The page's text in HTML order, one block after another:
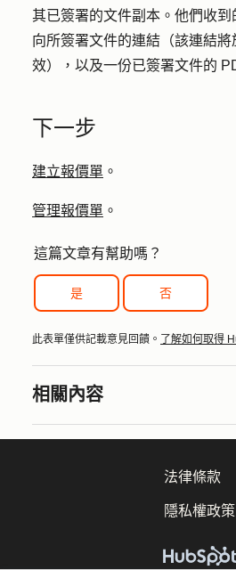
其已簽署的文件副本。他們收
向所簽署文件的連結（該連結
效），以及一份已簽署文件的
下一步
建立報價單 。
管理報價單 。
這篇文章有幫助嗎？
是 否
此表單僅供記載意見回饋。 了解如何取得
相關內容
法律條款
隱私權政策